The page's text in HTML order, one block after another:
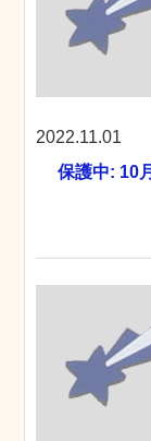
2022.11.01
保護中: 10